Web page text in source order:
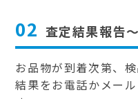
02 査定結果報告
お品物が到着次第、
結果をお電話かメー